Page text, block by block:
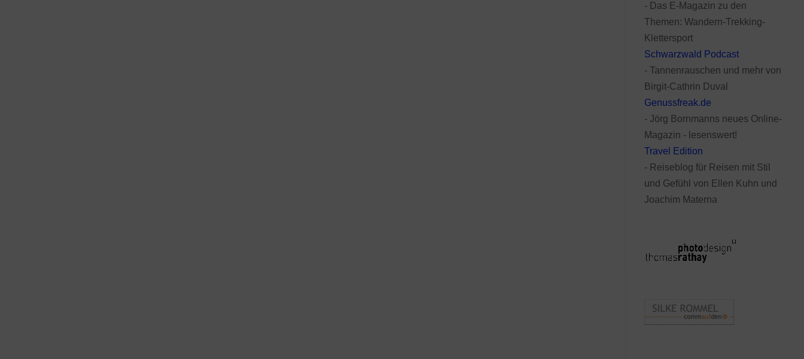
- Das E-Magazin zu den
Themen: Wandern-Trekking-
Klettersport
Schwarzwald Podcast
- Tannenrauschen und mehr von
Birgit-Cathrin Duval
Genussfreak.de
- Jörg Bornmanns neues Online-
Magazin - lesenswert!
Travel Edition
- Reiseblog für Reisen mit Stil
und Gefühl von Ellen Kuhn und
Joachim Materna